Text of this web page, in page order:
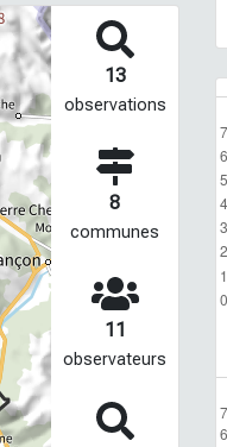
13
observations
8
communes
11
observateurs